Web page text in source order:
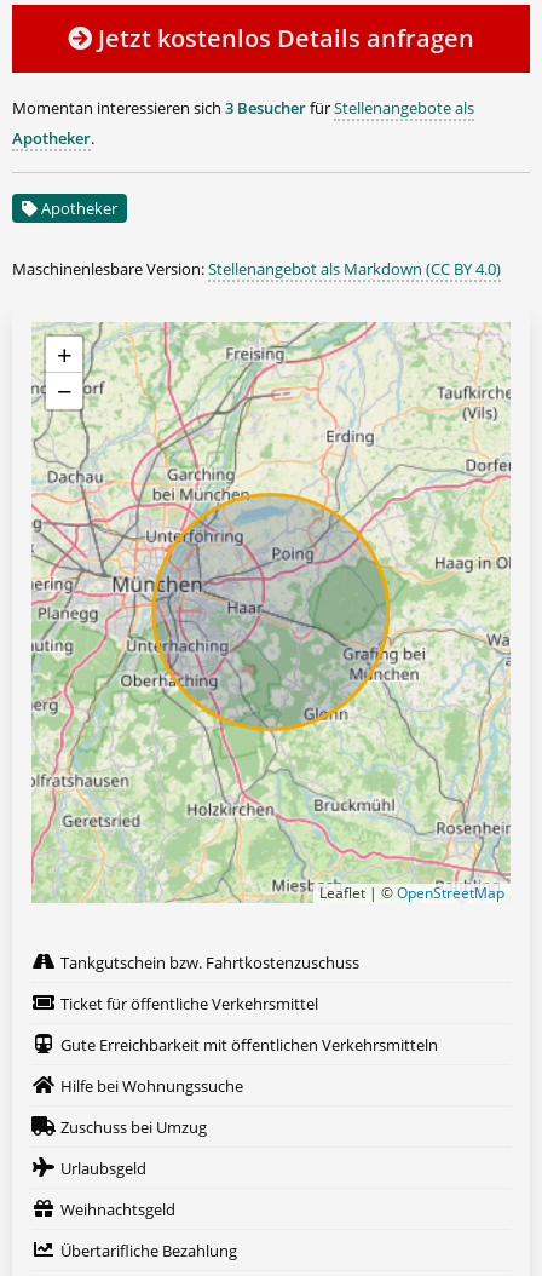
Jetzt kostenlos Details anfragen
Momentan interessieren sich 3 BesucherfürStellenangebote als
Apotheker.
Apotheker
Maschinenlesbare Version:Stellenangebot als Markdown (CC BY 4.0)
+
−
Leaflet | ©OpenStreetMap
Tankgutschein bzw. Fahrtkostenzuschuss
Ticket für öffentliche Verkehrsmittel
Gute Erreichbarkeit mit öffentlichen Verkehrsmitteln
Hilfe bei Wohnungssuche
Zuschuss bei Umzug
Urlaubsgeld
Weihnachtsgeld
Übertarifliche Bezahlung